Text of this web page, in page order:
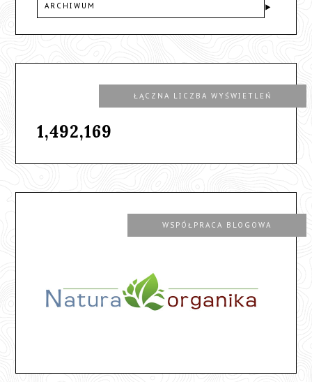
ARCHIWUM
ŁĄCZNA LICZBA WYŚWIETLEŃ
1,492,169
WSPÓŁPRACA BLOGOWA